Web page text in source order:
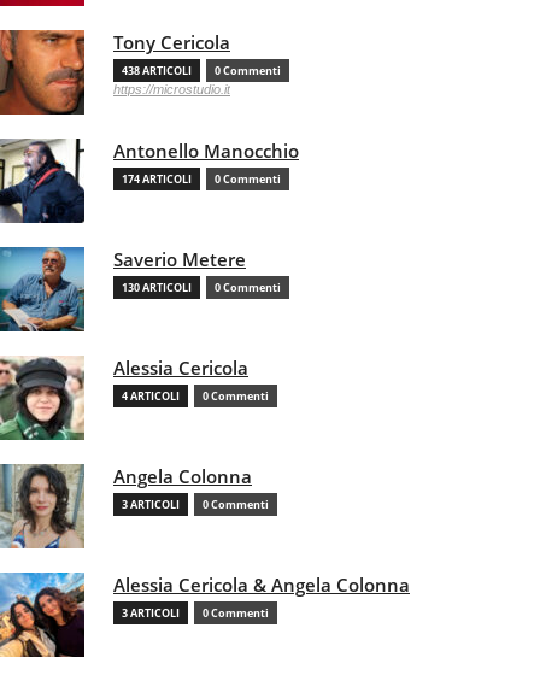
Tony Cericola
438 ARTICOLI 0 Commenti
https://microstudio.it
Antonello Manocchio
174 ARTICOLI 0 Commenti
Saverio Metere
130 ARTICOLI 0 Commenti
Alessia Cericola
4 ARTICOLI 0 Commenti
Angela Colonna
3 ARTICOLI 0 Commenti
Alessia Cericola & Angela Colonna
3 ARTICOLI 0 Commenti